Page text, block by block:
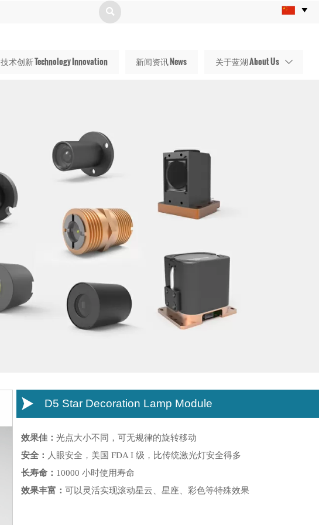
 
技术创新 Technology Innovation 新闻资讯 News 关于蓝湖 About Us 
 D5 Star Decoration Lamp Module
效果佳： 光点大小不同，可无规律的旋转移动
安全： 人眼安全，美国 FDA I 级，比传统激光灯安全得多
长寿命： 10000 小时使用寿命
效果丰富： 可以灵活实现滚动星云、星座、彩色等特殊效果